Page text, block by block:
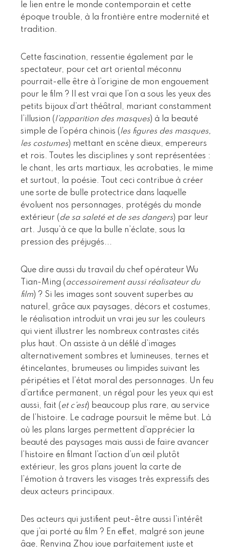
le lien entre le monde contemporain et cette
époque trouble, à la frontière entre modernité et
tradition.
Cette fascination, ressentie également par le
spectateur, pour cet art oriental méconnu
pourrait-elle être à l’origine de mon engouement
pour le film ? Il est vrai que l’on a sous les yeux des
petits bijoux d’art théâtral, mariant constamment
l’illusion (l’apparition des masques) à la beauté
simple de l’opéra chinois (les figures des masques,
les costumes) mettant en scène dieux, empereurs
et rois. Toutes les disciplines y sont représentées :
le chant, les arts martiaux, les acrobaties, le mime
et surtout, la poésie. Tout ceci contribue à créer
une sorte de bulle protectrice dans laquelle
évoluent nos personnages, protégés du monde
extérieur (de sa saleté et de ses dangers) par leur
art. Jusqu’à ce que la bulle n’éclate, sous la
pression des préjugés...
Que dire aussi du travail du chef opérateur Wu
Tian-Ming (accessoirement aussi réalisateur du
film) ? Si les images sont souvent superbes au
naturel, grâce aux paysages, décors et costumes,
le réalisation introduit un vrai jeu sur les couleurs
qui vient illustrer les nombreux contrastes cités
plus haut. On assiste à un défilé d’images
alternativement sombres et lumineuses, ternes et
étincelantes, brumeuses ou limpides suivant les
péripéties et l’état moral des personnages. Un feu
d’artifice permanent, un régal pour les yeux qui est
aussi, fait (et c’est) beaucoup plus rare, au service
de l’histoire. Le cadrage poursuit le même but. Là
où les plans larges permettent d’apprécier la
beauté des paysages mais aussi de faire avancer
l’histoire en filmant l’action d’un œil plutôt
extérieur, les gros plans jouent la carte de
l’émotion à travers les visages très expressifs des
deux acteurs principaux.
Des acteurs qui justifient peut-être aussi l’intérêt
que j’ai porté au film ? En effet, malgré son jeune
âge, Renying Zhou joue parfaitement juste et